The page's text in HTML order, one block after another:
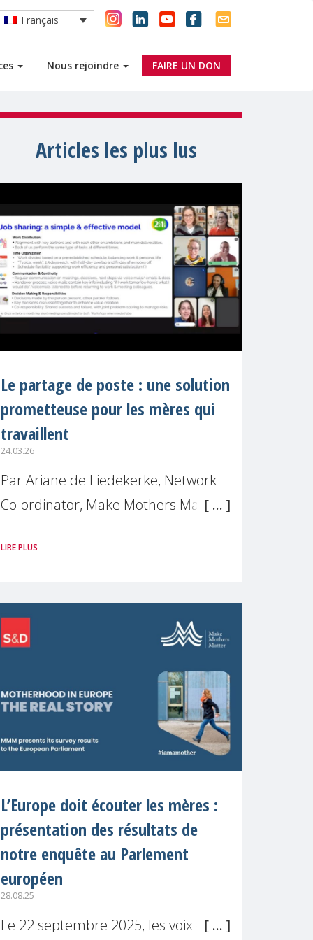
Nous rejoindre FAIRE UN DON
Français
Articles les plus lus
Le partage de poste : une solution
prometteuse pour les mères qui
travaillent
24.03.26
Par Ariane de Liedekerke, Network
Co-ordinator, Make Mothers Matter
se retrouvent encore mises à l'écart
devenues mères, ce qui
LIRE PLUS
L’Europe doit écouter les mères :
présentation des résultats de
notre enquête au Parlement
européen
28.08.25
Le 22 septembre 2025, les voix des